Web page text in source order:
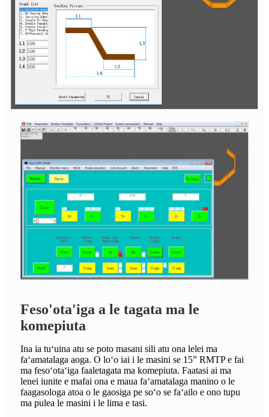
Feso'ota'iga a le tagata ma le
komepiuta
Ina ia tuʻuina atu se poto masani sili atu ona lelei ma
faʻamatalaga aoga. O loʻo iai i le masini se 15” RMTP e fai
ma fesoʻotaʻiga faaletagata ma komepiuta. Faatasi ai ma
lenei iunite e mafai ona e maua faʻamatalaga manino o le
faagasologa atoa o le gaosiga pe soʻo se faʻailo e ono tupu
ma pulea le masini i le lima e tasi.